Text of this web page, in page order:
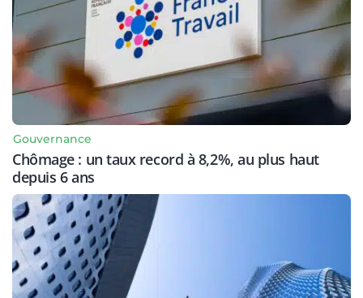
Gouvernance
Chômage : un taux record à 8,2%, au plus haut
depuis 6 ans